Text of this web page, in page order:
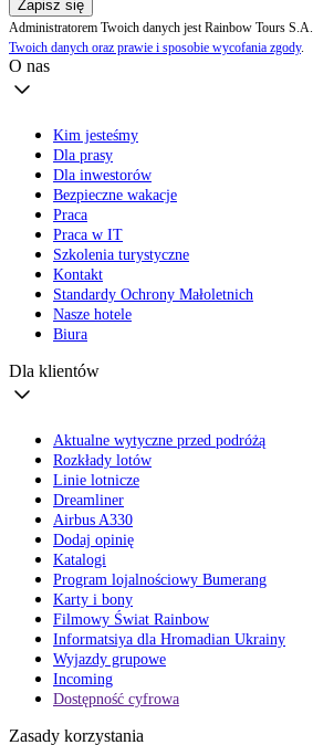
Zapisz się
Administratorem Twoich danych jest Rainbow Tours S.A.
Twoich danych oraz prawie i sposobie wycofania zgody.
O nas
Kim jesteśmy
Dla prasy
Dla inwestorów
Bezpieczne wakacje
Praca
Praca w IT
Szkolenia turystyczne
Kontakt
Standardy Ochrony Małoletnich
Nasze hotele
Biura
Dla klientów
Aktualne wytyczne przed podróżą
Rozkłady lotów
Linie lotnicze
Dreamliner
Airbus A330
Dodaj opinię
Katalogi
Program lojalnościowy Bumerang
Karty i bony
Filmowy Świat Rainbow
Informatsiya dla Hromadian Ukrainy
Wyjazdy grupowe
Incoming
Dostępność cyfrowa
Zasady korzystania